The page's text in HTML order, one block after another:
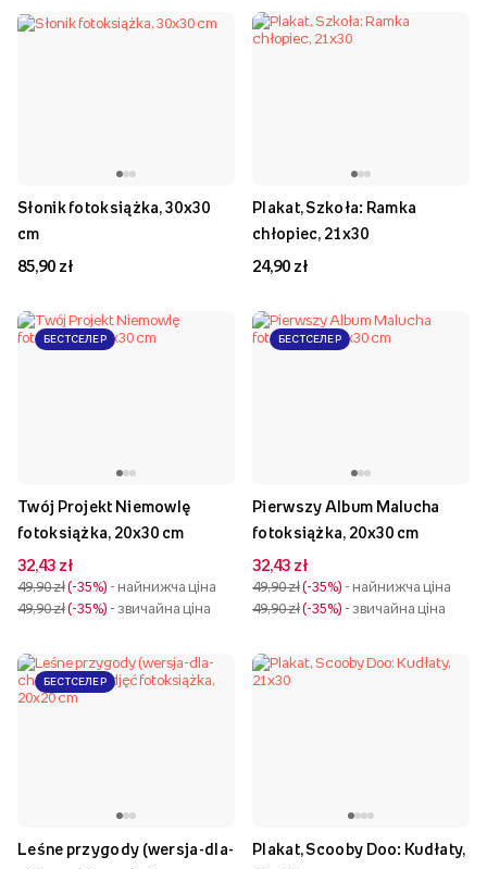
Słonik fotoksiążka, 30x30
cm
85,90 zł
Plakat, Szkoła: Ramka
chłopiec, 21x30
24,90 zł
БЕСТСЕЛЕР
Twój Projekt Niemowlę
fotoksiążka, 20x30 cm
32,43 zł
49,90 zł -35% - найнижча ціна
49,90 zł -35% - звичайна ціна
БЕСТСЕЛЕР
Pierwszy Album Malucha
fotoksiążka, 20x30 cm
32,43 zł
49,90 zł -35% - найнижча ціна
49,90 zł -35% - звичайна ціна
БЕСТСЕЛЕР
Leśne przygody (wersja-dla-
Plakat, Scooby Doo: Kudłaty,